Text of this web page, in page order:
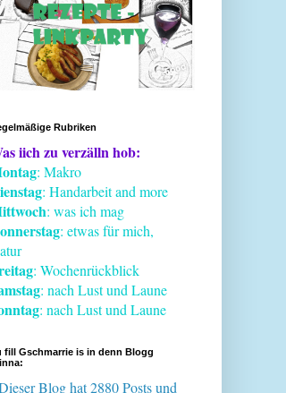
Rubriken
iich zu verzälln hob:
: Makro
: Handarbeit and more
: was ich mag
: etwas für mich,
: Wochenrückblick
: nach Lust und Laune
: nach Lust und Laune
fill Gschmarrie is in denn Blogg
Blog hat 2880 Postsund